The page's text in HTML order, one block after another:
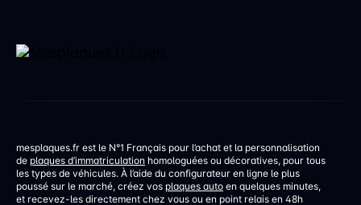
mesplaques.fr est le N°1 Français pour l’achat et la personnalisation
de plaques d’immatriculation homologuées ou décoratives, pour tous
les types de véhicules. À l’aide du configurateur en ligne le plus
poussé sur le marché, créez vos plaques auto en quelques minutes,
et recevez-les directement chez vous ou en point relais en 48h